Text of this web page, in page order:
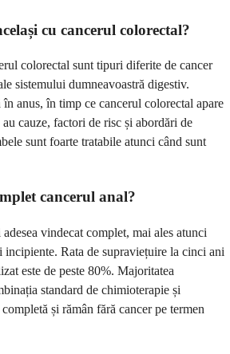
cu cancerul colorectal?
colorectal sunt tipuri diferite de cancer
sistemului dumneavoastră digestiv.
anus, în timp ce cancerul colorectal apare
cauze, factori de risc și abordări de
sunt foarte tratabile atunci când sunt
cancerul anal?
vindecat complet, mai ales atunci
incipiente. Rata de supraviețuire la cinci ani
este de peste 80%. Majoritatea
standard de chimioterapie și
și rămân fără cancer pe termen